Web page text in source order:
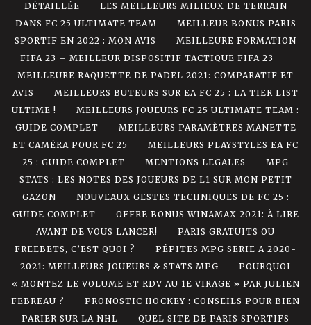
DÉTAILLÉE
LES MEILLEURS MILIEUX DE TERRAIN
DANS FC 25 ULTIMATE TEAM
MEILLEUR BONUS PARIS
SPORTIF EN 2022 : MON AVIS
MEILLEURE FORMATION
FIFA 23 – MEILLEUR DISPOSITIF TACTIQUE FIFA 23
MEILLEURE RAQUETTE DE PADEL 2021: COMPARATIF ET
AVIS
MEILLEURS BUTEURS SUR EA FC 25 : LA TIER LIST
ULTIME !
MEILLEURS JOUEURS FC 25 ULTIMATE TEAM :
GUIDE COMPLET
MEILLEURS PARAMÈTRES MANETTE
ET CAMÉRA POUR FC 25
MEILLEURS PLAYSTYLES EA FC
25 : GUIDE COMPLET
MENTIONS LEGALES
MPG
STATS : LES NOTES DES JOUEURS DE L1 SUR MON PETIT
GAZON
NOUVEAUX GESTES TECHNIQUES DE FC 25 :
GUIDE COMPLET
OFFRE BONUS WINAMAX 2021: À LIRE
AVANT DE VOUS LANCER!
PARIS GRATUITS OU
FREEBETS, C’EST QUOI ?
PÉPITES MPG SERIE A 2020-
2021: MEILLEURS JOUEURS & STATS MPG
POURQUOI
« MONTEZ LE VOLUME ET RDV AU 1E VIRAGE » PAR JULIEN
FEBREAU ?
PRONOSTIC HOCKEY : CONSEILS POUR BIEN
PARIER SUR LA NHL
QUEL SITE DE PARIS SPORTIFS